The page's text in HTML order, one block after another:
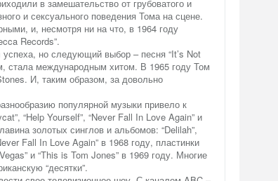
в замешательство от грубоватого и
и сексуального поведения Тома на сцене.
и, несмотря ни на что, в 1964 году
Records”.
но следующий выбор – песня “It’s Not
стала международным хитом. В 1965 году Том
И, таким образом, за довольно
популярной музыки привело к
“Help Yourself”, “Never Fall In Love Again” и
золотых синглов и альбомов: “Delilah”,
Fall In Love Again” в 1968 году, пластинки
и “This is Tom Jones” в 1969 году. Многие
“десятки”.